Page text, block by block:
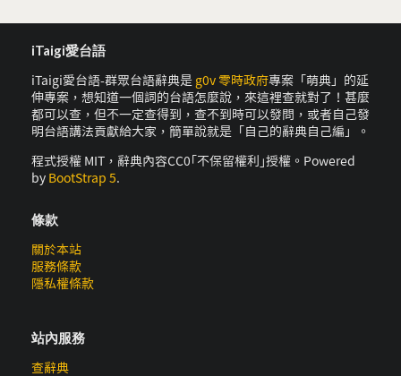
iTaigi愛台語
iTaigi愛台語-群眾台語辭典是 g0v 零時政府專案「萌典」的延
伸專案，想知道一個詞的台語怎麼說，來這裡查就對了！甚麼
都可以查，但不一定查得到，查不到時可以發問，或者自己發
明台語講法貢獻給大家，簡單說就是「自己的辭典自己編」。
程式授權 MIT，辭典內容CC0｢不保留權利｣授權。Powered
by BootStrap 5.
條款
關於本站
服務條款
隱私權條款
站內服務
查辭典